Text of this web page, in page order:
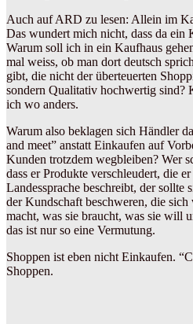
Auch auf ARD zu lesen: Allein im
Das wundert mich nicht, dass da
Warum soll ich in ein Kaufhaus
mal weiss, ob man dort deutsch
gibt, die nicht der überteuerten
sondern Qualitativ hochwertig sind?
ich wo anders.
Warum also beklagen sich Händler
and meet” anstatt Einkaufen auf
Kunden trotzdem wegbleiben? Wer
dass er Produkte verschleudert, die
Landessprache beschreibt, der sollte
der Kundschaft beschweren, die
macht, was sie braucht, was sie will
das ist nur so eine Vermutung.
Shoppen ist eben nicht Einkaufen.
Shoppen.